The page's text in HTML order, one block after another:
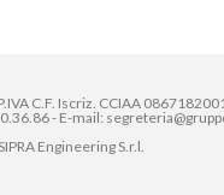
C.F. Iscriz. CCIAA
- E-mail:
SIPRA Engineering S.r.l.